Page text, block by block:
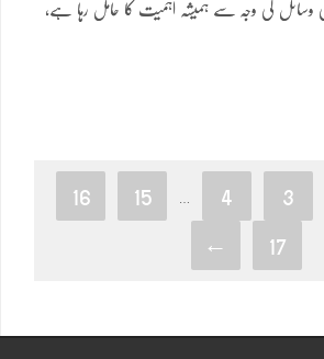
وسائل کی وجہ سے ہمیشہ اہمیت کا حامل رہا ہے،
3
4
15
16
17
←